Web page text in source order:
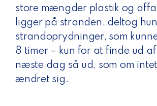
store mængder plastik og
ligger på stranden, deltog
strandoprydninger, som
8 timer – kun for at finde ud
næste dag så ud, som om
ændret sig.